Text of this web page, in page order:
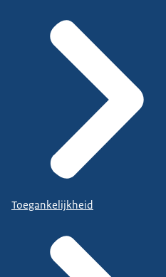
Toegankelijkheid